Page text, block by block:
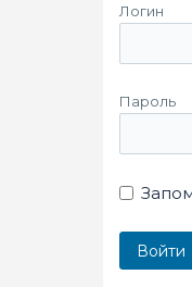
Логин
Пароль